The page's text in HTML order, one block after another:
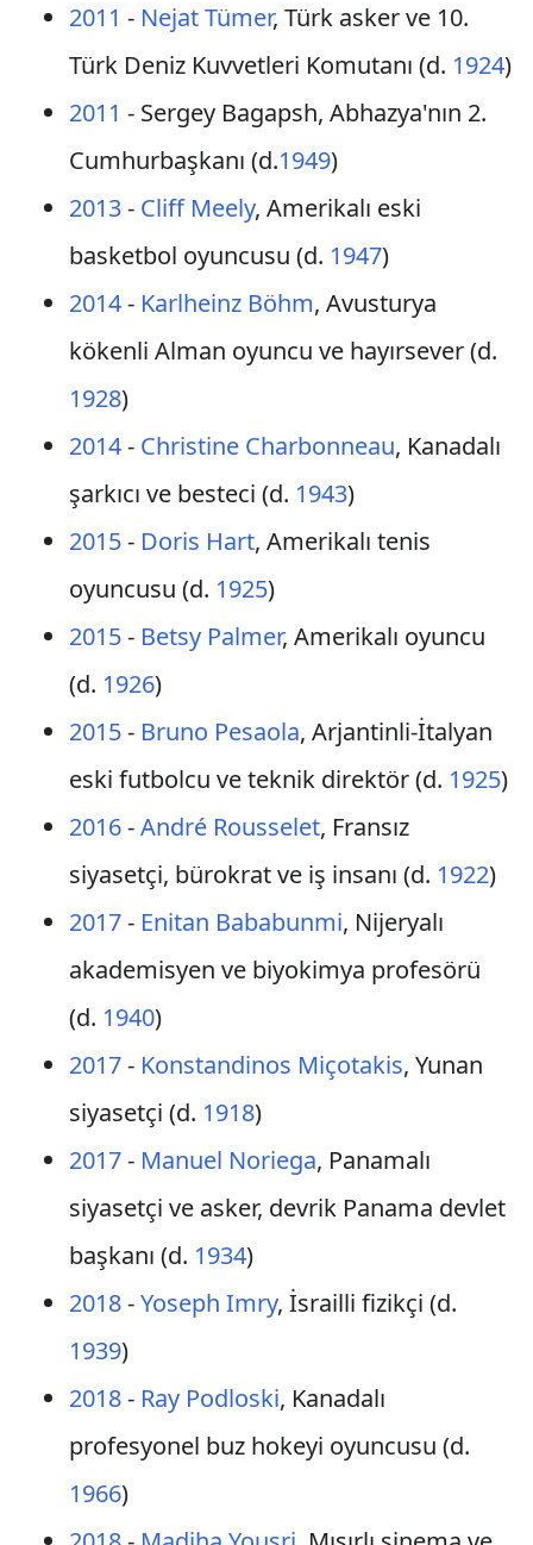
2011 - Nejat Tümer, Türk asker ve 10.
Türk Deniz Kuvvetleri Komutanı (d. 1924)
2011 - Sergey Bagapsh, Abhazya'nın 2.
Cumhurbaşkanı (d.1949)
2013- Cliff Meely, Amerikalı eski
basketbol oyuncusu (d. 1947)
2014- Karlheinz Böhm, Avusturya
kökenli Alman oyuncu ve hayırsever (d.
1928)
2014- Christine Charbonneau, Kanadalı
şarkıcı ve besteci (d. 1943)
2015- Doris Hart, Amerikalı tenis
oyuncusu (d. 1925)
2015- Betsy Palmer, Amerikalı oyuncu
(d. 1926)
2015- Bruno Pesaola, Arjantinli-İtalyan
eski futbolcu ve teknik direktör (d. 1925)
2016-André Rousselet, Fransız
siyasetçi, bürokrat ve iş insanı (d. 1922)
2017- Enitan Bababunmi, Nijeryalı
akademisyen ve biyokimya profesörü
(d. 1940)
2017- Konstandinos Miçotakis, Yunan
siyasetçi (d. 1918)
2017- Manuel Noriega, Panamalı
siyasetçi ve asker, devrik Panama devlet
başkanı (d. 1934)
2018-Yoseph Imry, İsrailli fizikçi (d.
1939)
2018- Ray Podloski, Kanadalı
profesyonel buz hokeyi oyuncusu (d.
1966)